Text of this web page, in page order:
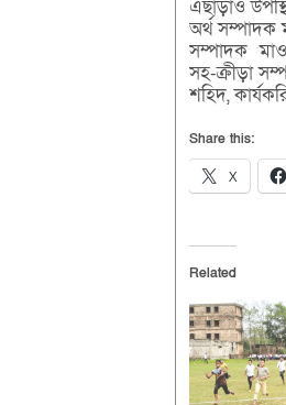
এছাড়াও
অর্থ সম্পাদক
সম্পাদক
সহ-ক্রীড়া
শহিদ,
Share this:
X
Related